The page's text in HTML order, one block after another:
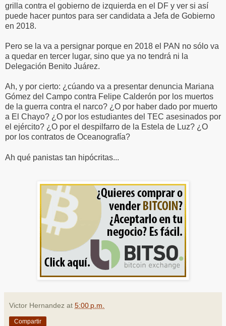
grilla contra el gobierno de izquierda en el DF y ver si así
puede hacer puntos para ser candidata a Jefa de Gobierno
en 2018.
Pero se la va a persignar porque en 2018 el PAN no sólo va
a quedar en tercer lugar, sino que ya no tendrá ni la
Delegación Benito Juárez.
Ah, y por cierto: ¿cúando va a presentar denuncia Mariana
Gómez del Campo contra Felipe Calderón por los muertos
de la guerra contra el narco? ¿O por haber dado por muerto
a El Chayo? ¿O por los estudiantes del TEC asesinados por
el ejército? ¿O por el despilfarro de la Estela de Luz? ¿O
por los contratos de Oceanografía?
Ah qué panistas tan hipócritas...
Victor Hernandez at 5:00 p.m.
Compartir